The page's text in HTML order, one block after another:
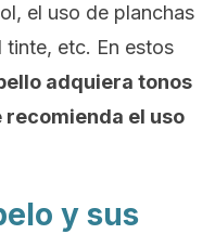
el uso de planchas
etc. En estos
adquiera tonos
recomienda el uso
y sus